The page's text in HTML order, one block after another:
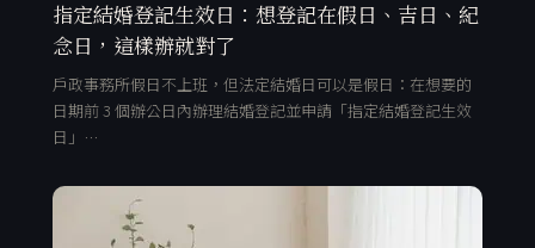
指定結婚登記生效日：想登記在假日、吉日、紀
念日，這樣辦就對了
戶政事務所假日不上班，但法定結婚日可以是假日：在想要的
日期前 3 個辦公日內辦理結婚登記並申請「指定結婚登記生效
日」…